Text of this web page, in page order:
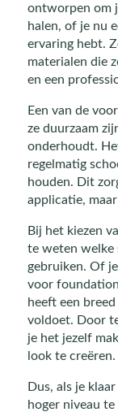
ontworpen om
halen, of je nu
ervaring hebt.
materialen die
en een
Een van de
ze duurzaam
onderhoudt.
regelmatig
houden. Dit
applicatie,
Bij het kiezen
te weten welke
gebruiken. Of
voor
heeft een
voldoet. Door
je het jezelf
look te creëren.
Dus, als je
hoger niveau